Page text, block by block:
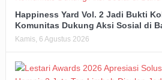
Happiness Yard Vol. 2 Jadi Bukti
Komunitas Dukung Aksi Sosial di
Kamis, 6 Agustus 2026